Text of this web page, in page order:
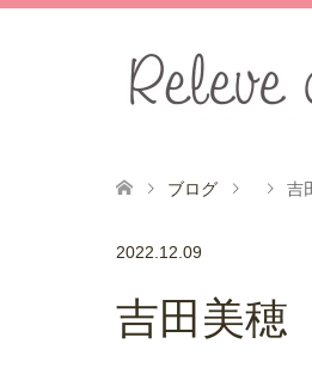
ブログ 吉
2022.12.09
吉田美穂